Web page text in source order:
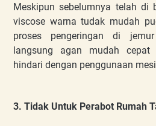
Meskipun sebelumnya telah di
viscose warna tudak mudah
proses pengeringan di
langsung agan mudah cepat
hindari dengan penggunaan
3. Tidak Untuk Perabot Rumah